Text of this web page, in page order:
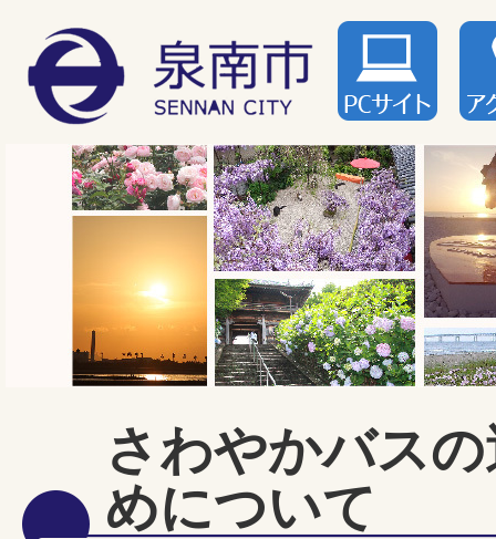
さわやかバス
めについて